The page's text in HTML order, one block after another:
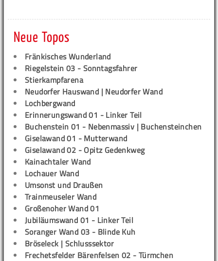
Neue Topos
Fränkisches Wunderland
Riegelstein 03 - Sonntagsfahrer
Stierkampfarena
Neudorfer Hauswand | Neudorfer Wand
Lochbergwand
Erinnerungswand 01 - Linker Teil
Buchenstein 01 - Nebenmassiv | Buchensteinchen
Giselawand 01 - Mutterwand
Giselawand 02 - Opitz Gedenkweg
Kainachtaler Wand
Lochauer Wand
Umsonst und Draußen
Trainmeuseler Wand
Großenoher Wand 01
Jubiläumswand 01 - Linker Teil
Soranger Wand 03 - Blinde Kuh
Bröseleck | Schlusssektor
Frechetsfelder Bärenfelsen 02 - Türmchen